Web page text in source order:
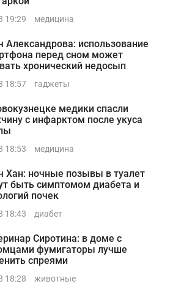
19:29 медицина
Александрова: использование
перед сном может
хронический недосып
18:57 гаджеты
медики спасли
с инфарктом после укуса
18:53 медицина
Хан: ночные позывы в туалет
быть симптомом диабета и
почек
18:43 диабет
Сиротина: в доме с
фумигаторы лучше
спреями
18:28 животные